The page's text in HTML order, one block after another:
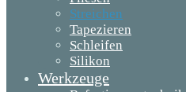
Streichen
Tapezieren
Schleifen
Silikon
Werkzeuge